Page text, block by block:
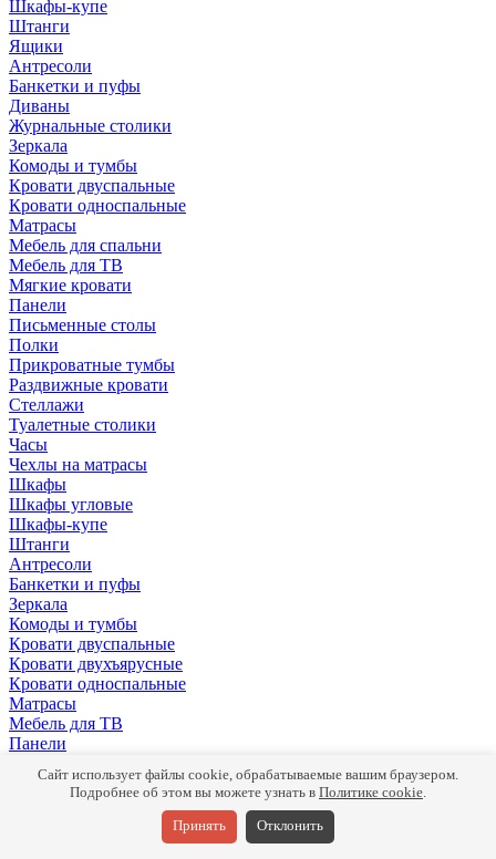
Шкафы-купе
Штанги
Ящики
Антресоли
Банкетки и пуфы
Диваны
Журнальные столики
Зеркала
Комоды и тумбы
Кровати двуспальные
Кровати односпальные
Матрасы
Мебель для спальни
Мебель для ТВ
Мягкие кровати
Панели
Письменные столы
Полки
Прикроватные тумбы
Раздвижные кровати
Стеллажи
Туалетные столики
Часы
Чехлы на матрасы
Шкафы
Шкафы угловые
Шкафы-купе
Штанги
Антресоли
Банкетки и пуфы
Зеркала
Комоды и тумбы
Кровати двуспальные
Кровати двухъярусные
Кровати односпальные
Матрасы
Мебель для ТВ
Панели
Подушки
Прикроватные тумбы
Раздвижные кровати
Сайт использует файлы cookie, обрабатываемые вашим браузером.
Подробнее об этом вы можете узнать в Политике cookie.
Принять Отклонить